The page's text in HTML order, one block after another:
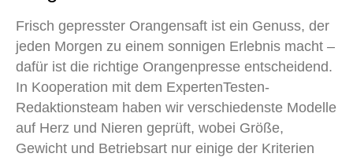
Frisch gepresster Orangensaft ist ein Genuss, der
jeden Morgen zu einem sonnigen Erlebnis macht –
dafür ist die richtige Orangenpresse entscheidend.
In Kooperation mit dem ExpertenTesten-
Redaktionsteam haben wir verschiedenste Modelle
auf Herz und Nieren geprüft, wobei Größe,
Gewicht und Betriebsart nur einige der Kriterien